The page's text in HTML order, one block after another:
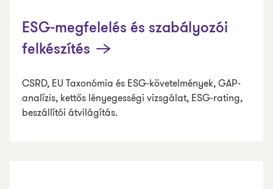
ESG-megfelelés és szabályozói
felkészítés
CSRD, EU Taxonómia és ESG-követelmények, GAP-
analízis, kettős lényegességi vizsgálat, ESG-rating,
beszállítói átvilágítás.